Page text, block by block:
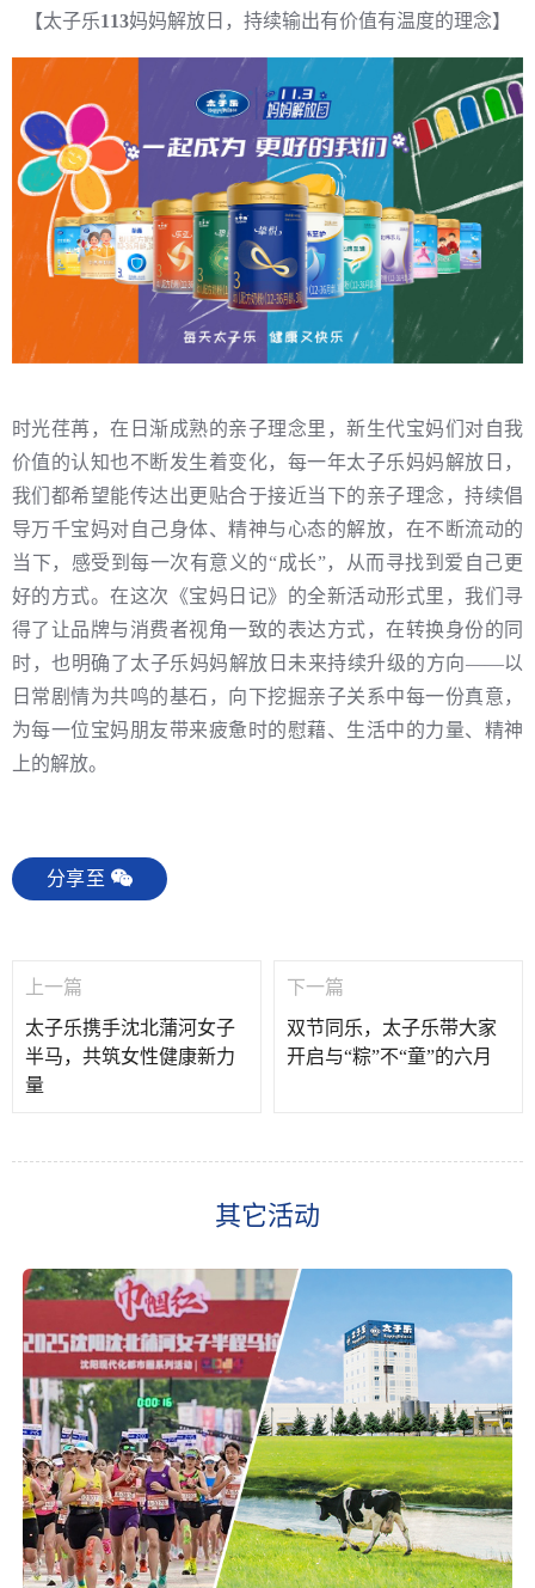
【太子乐113妈妈解放日，持续输出有价值有温度的理念】
时光荏苒，在日渐成熟的亲子理念里，新生代宝妈们对自我
价值的认知也不断发生着变化，每一年太子乐妈妈解放日，
我们都希望能传达出更贴合于接近当下的亲子理念，持续倡
导万千宝妈对自己身体、精神与心态的解放，在不断流动的
当下，感受到每一次有意义的“成长”，从而寻找到爱自己更
好的方式。在这次《宝妈日记》的全新活动形式里，我们寻
得了让品牌与消费者视角一致的表达方式，在转换身份的同
时，也明确了太子乐妈妈解放日未来持续升级的方向——以
日常剧情为共鸣的基石，向下挖掘亲子关系中每一份真意，
为每一位宝妈朋友带来疲惫时的慰藉、生活中的力量、精神
上的解放。
分享至
上一篇
太子乐携手沈北蒲河女子
半马，共筑女性健康新力
量
下一篇
双节同乐，太子乐带大家
开启与“粽”不“童”的六月
其它活动